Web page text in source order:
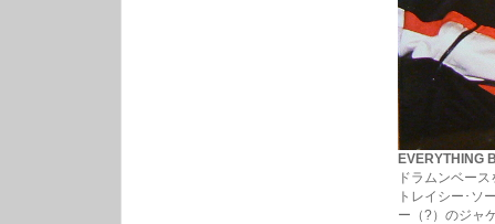
EVERYTHING
ドラムンベー
トレイシー･ソ
ー（?）のジャ